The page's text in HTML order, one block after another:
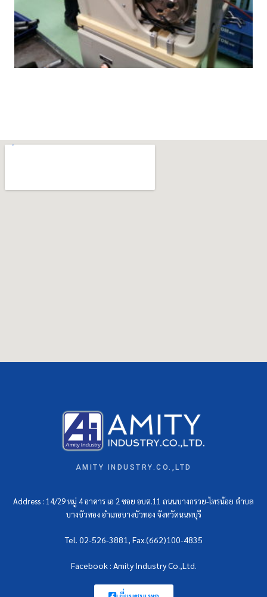
AMITY INDUSTRY.CO.,LTD
Address : 14/29 หมู่ 4 อาคาร เอ 2 ซอย อบต.11 ถนนบางกรวย-ไทรน้อย ตำบล
บางบัวทอง อำเภอบางบัวทอง จังหวัดนนทบุรี
Tel. 02-526-3881, Fax.(662)100-4835
Facebook : Amity Industry Co.,Ltd.